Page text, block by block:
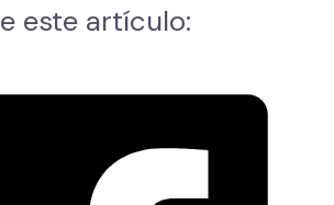
este artículo: